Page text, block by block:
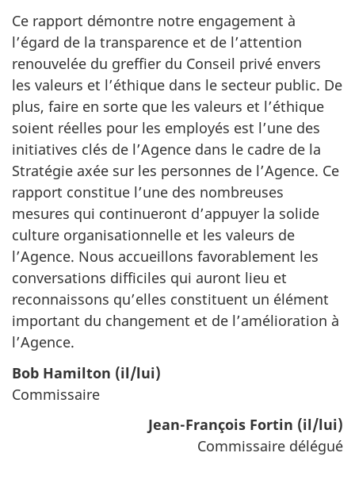
Ce rapport démontre notre engagement à
l’égard de la transparence et de l’attention
renouvelée du greffier du Conseil privé envers
les valeurs et l’éthique dans le secteur public. De
plus, faire en sorte que les valeurs et l’éthique
soient réelles pour les employés est l’une des
initiatives clés de l’Agence dans le cadre de la
Stratégie axée sur les personnes de l’Agence. Ce
rapport constitue l’une des nombreuses
mesures qui continueront d’appuyer la solide
culture organisationnelle et les valeurs de
l’Agence. Nous accueillons favorablement les
conversations difficiles qui auront lieu et
reconnaissons qu’elles constituent un élément
important du changement et de l’amélioration à
l’Agence.
Bob Hamilton (il/lui)
Commissaire
Jean-François Fortin (il/lui)
Commissaire délégué